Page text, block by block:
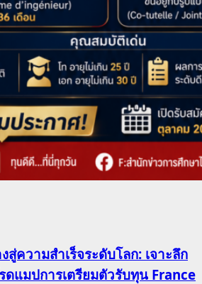
ความสำเร็จระดับโลก: เจาะลึก
ดแมปการเตรียมตัวรับทุน France